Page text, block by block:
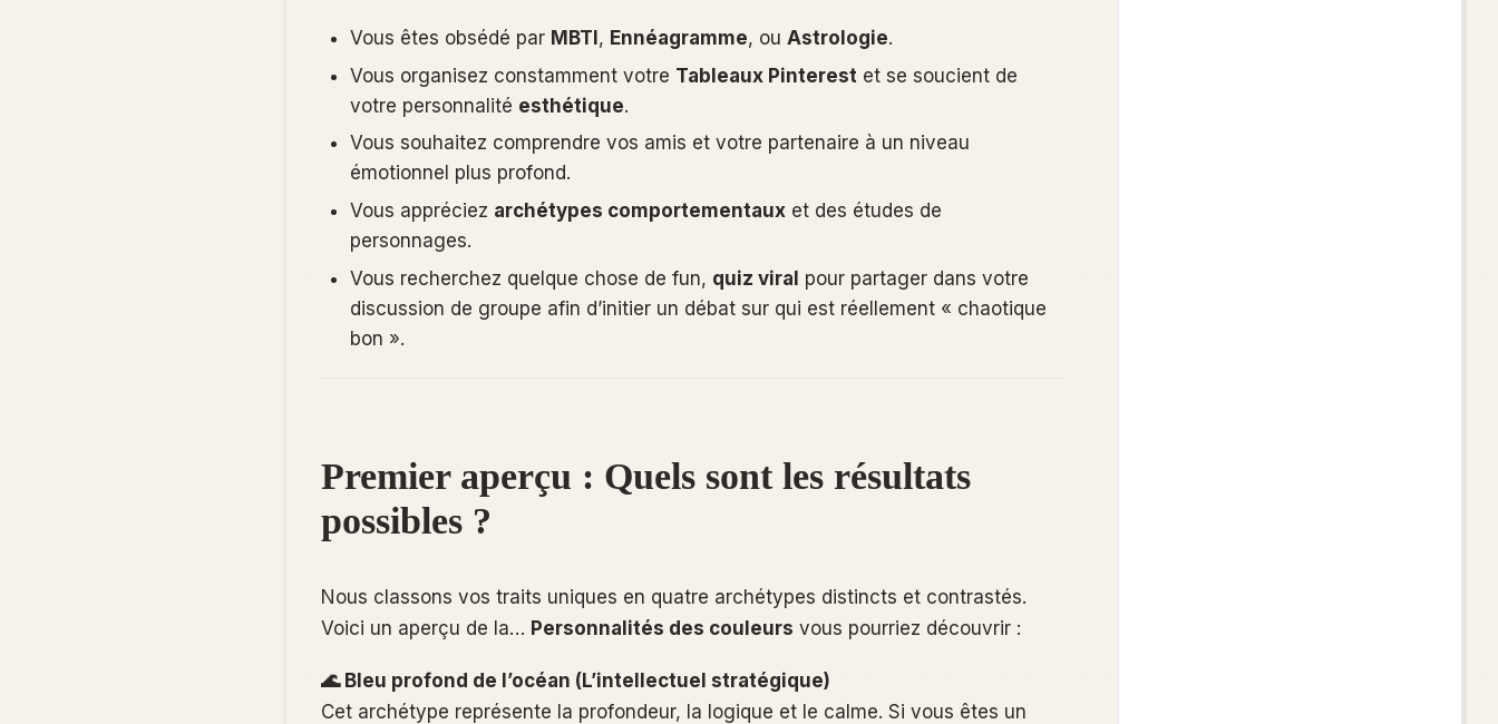
Vous êtes obsédé par MBTI, Ennéagramme, ou Astrologie.
Vous organisez constamment votre Tableaux Pinterest et se soucient de
votre personnalité esthétique.
Vous souhaitez comprendre vos amis et votre partenaire à un niveau
émotionnel plus profond.
Vous appréciez archétypes comportementauxet des études de
personnages.
Vous recherchez quelque chose de fun, quiz viral pour partager dans votre
discussion de groupe afin d’initier un débat sur qui est réellement « chaotique
bon ».
Premier aperçu : Quels sont les résultats
possibles ?
Nous classons vos traits uniques en quatre archétypes distincts et contrastés.
Voici un aperçu de la… Personnalités des couleurs vous pourriez découvrir :
🌊 Bleu profond de l’océan (L’intellectuel stratégique)
Cet archétype représente la profondeur, la logique et le calme. Si vous êtes un